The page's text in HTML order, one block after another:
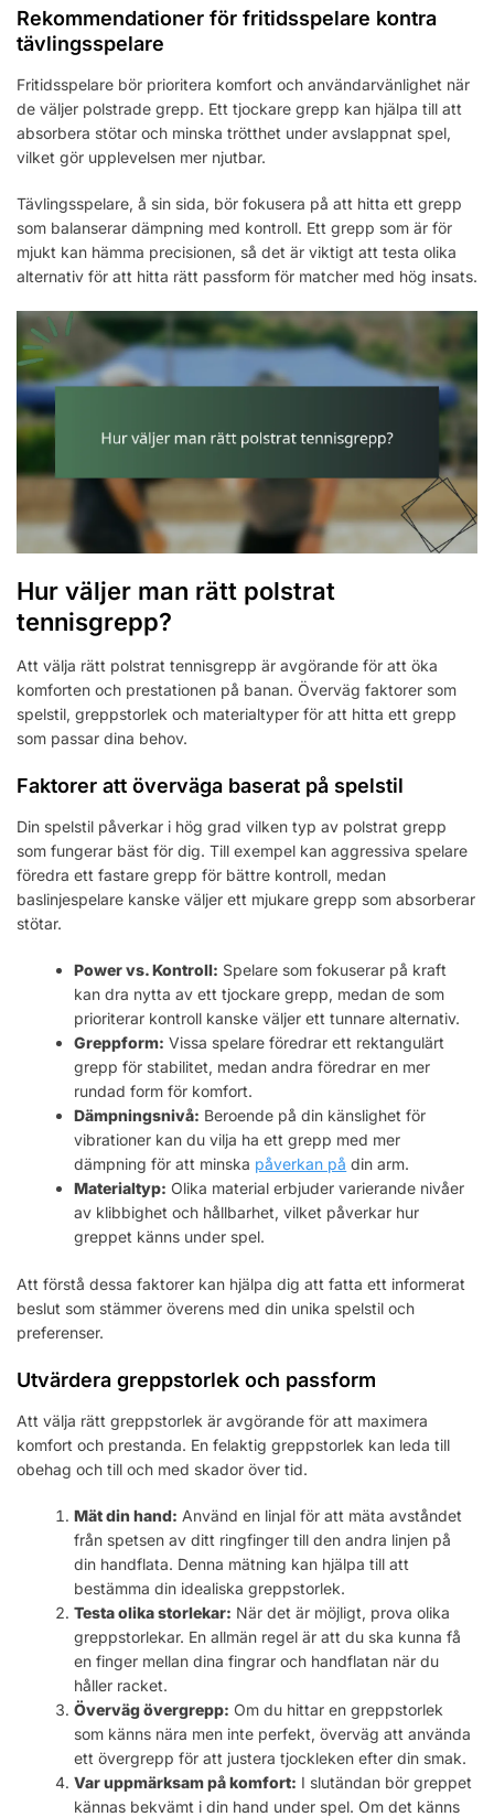
Rekommendationer för fritidsspelare kontra
tävlingsspelare
Fritidsspelare bör prioritera komfort och användarvänlighet när
de väljer polstrade grepp. Ett tjockare grepp kan hjälpa till att
absorbera stötar och minska trötthet under avslappnat spel,
vilket gör upplevelsen mer njutbar.
Tävlingsspelare, å sin sida, bör fokusera på att hitta ett grepp
som balanserar dämpning med kontroll. Ett grepp som är för
mjukt kan hämma precisionen, så det är viktigt att testa olika
alternativ för att hitta rätt passform för matcher med hög insats.
Hur väljer man rätt polstrat
tennisgrepp?
Att välja rätt polstrat tennisgrepp är avgörande för att öka
komforten och prestationen på banan. Överväg faktorer som
spelstil, greppstorlek och materialtyper för att hitta ett grepp
som passar dina behov.
Faktorer att överväga baserat på spelstil
Din spelstil påverkar i hög grad vilken typ av polstrat grepp
som fungerar bäst för dig. Till exempel kan aggressiva spelare
föredra ett fastare grepp för bättre kontroll, medan
baslinjespelare kanske väljer ett mjukare grepp som absorberar
stötar.
Power vs. Kontroll: Spelare som fokuserar på kraft
kan dra nytta av ett tjockare grepp, medan de som
prioriterar kontroll kanske väljer ett tunnare alternativ.
Greppform: Vissa spelare föredrar ett rektangulärt
grepp för stabilitet, medan andra föredrar en mer
rundad form för komfort.
Dämpningsnivå: Beroende på din känslighet för
vibrationer kan du vilja ha ett grepp med mer
dämpning för att minska påverkan på din arm.
Materialtyp: Olika material erbjuder varierande nivåer
av klibbighet och hållbarhet, vilket påverkar hur
greppet känns under spel.
Att förstå dessa faktorer kan hjälpa dig att fatta ett informerat
beslut som stämmer överens med din unika spelstil och
preferenser.
Utvärdera greppstorlek och passform
Att välja rätt greppstorlek är avgörande för att maximera
komfort och prestanda. En felaktig greppstorlek kan leda till
obehag och till och med skador över tid.
Mät din hand: Använd en linjal för att mäta avståndet
från spetsen av ditt ringfinger till den andra linjen på
din handflata. Denna mätning kan hjälpa till att
bestämma din idealiska greppstorlek.
Testa olika storlekar: När det är möjligt, prova olika
greppstorlekar. En allmän regel är att du ska kunna få
en finger mellan dina fingrar och handflatan när du
håller racket.
Överväg övergrepp: Om du hittar en greppstorlek
som känns nära men inte perfekt, överväg att använda
ett övergrepp för att justera tjockleken efter din smak.
Var uppmärksam på komfort: I slutändan bör greppet
kännas bekvämt i din hand under spel. Om det känns